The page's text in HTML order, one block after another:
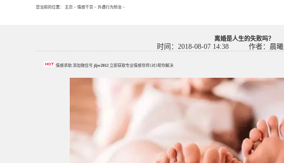
您当前的位置： 主页 > 情感干货 > 外遇行为矫治 >
离婚是人生的失败吗？
时间：2018-08-07 14:38 作者：晨曦
情感求助 添加微信号 jljw2012 立即获取专业情感导师1对1帮你解决